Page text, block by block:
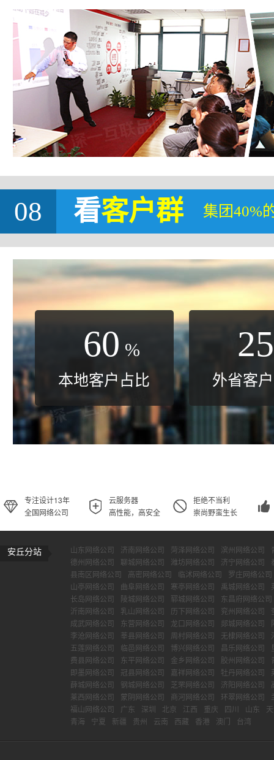
08 看客户群 集团40%
60 %
本地客户占比
25
外省客
专注设计13年
全国网络公司
云服务器
高性能，高安全
拒绝不当利
崇尚野蛮生长
安丘分站 山东网络公司 济南网络公司 菏泽网络公司 滨州网络公司
德州网络公司
聊城网络公司 潍坊网络公司 济宁网络公司
县南区网络公司
高密网络公司 临沭网络公司
罗庄网络公司
山亭网络公司
曲阜网络公司 寒亭网络公司 禹城网络公司
长岛网络公司
陵城网络公司 郓城网络公司
东昌府网络公司
沂南网络公司
乳山网络公司 历下网络公司 兖州网络公司
成武网络公司
东营网络公司 龙口网络公司 郯城网络公司
李沧网络公司
莘县网络公司 周村网络公司 无棣网络公司
五莲网络公司
临邑网络公司 博兴网络公司 昌乐网络公司
费县网络公司
东平网络公司 金乡网络公司 胶州网络公司
即墨网络公司
冠县网络公司 嘉祥网络公司 牡丹网络公司
薛城网络公司
钢城网络公司 芝罘网络公司 济阳网络公司
莱西网络公司
蒙阴网络公司 商河网络公司 环翠网络公司
福山网络公司
广东 深圳 北京 江西 重庆 四川 山东
青海
宁夏 新疆 贵州 云南 西藏 香港 澳门 台湾